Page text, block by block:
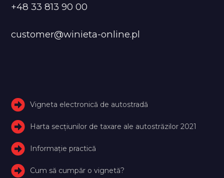
+48 33 813 90 00
customer@winieta-online.pl
Vigneta electronică de autostradă
Harta secțiunilor de taxare ale autostrăzilor 2021
Informație practică
Cum să cumpăr o vignetă?